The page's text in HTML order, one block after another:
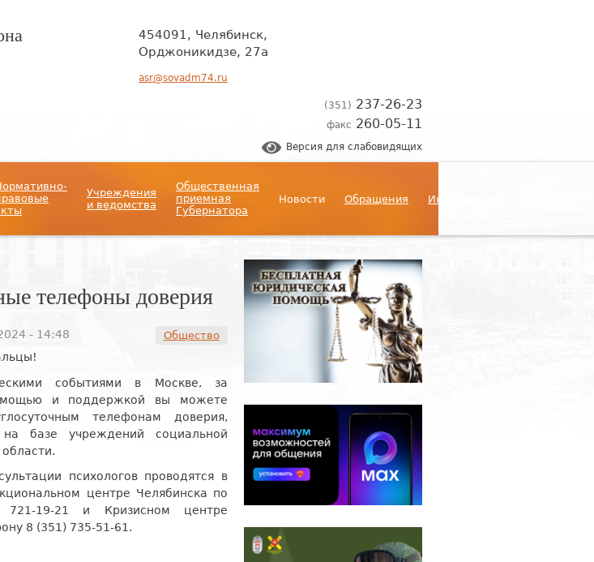
454091, Челябинск,
Орджоникидзе, 27а
asr@sovadm74.ru
(351) 237-26-23
факс 260-05-11
Версия для слабовидящих
Учреждения
и ведомства
Общественная
приемная
Губернатора
Новости Обращения Информация
телефоны доверия
- 14:48 Общество
событиями в Москве, за
и поддержкой вы можете
телефонам доверия,
базе учреждений социальной
психологов проводятся в
центре Челябинска по
19-21 и Кризисном центре
8 (351) 735-51-61.